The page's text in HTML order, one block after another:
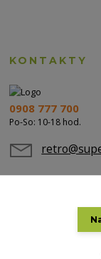
KONTAKTY
0908 777 700
Po-So: 10-18 hod.